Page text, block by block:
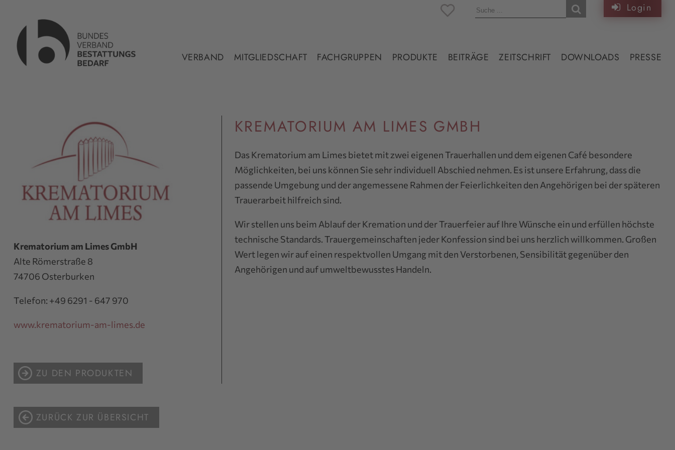
Login
VERBAND MITGLIEDSCHAFT FACHGRUPPEN PRODUKTE BEITRÄGE ZEITSCHRIFT DOWNLOADS PRESSE
Krematorium am Limes GmbH
Alte Römerstraße 8
74706 Osterburken
Telefon: +49 6291 - 647 970
www.krematorium-am-limes.de
ZU DEN PRODUKTEN
KREMATORIUM AM LIMES GMBH
Das Krematorium am Limes bietet mit zwei eigenen Trauerhallen und dem eigenen Café besondere
Möglichkeiten, bei uns können Sie sehr individuell Abschied nehmen. Es ist unsere Erfahrung, dass die
passende Umgebung und der angemessene Rahmen der Feierlichkeiten den Angehörigen bei der späteren
Trauerarbeit hilfreich sind.
Wir stellen uns beim Ablauf der Kremation und der Trauerfeier auf Ihre Wünsche ein und erfüllen höchste
technische Standards. Trauergemeinschaften jeder Konfession sind bei uns herzlich willkommen. Großen
Wert legen wir auf einen respektvollen Umgang mit den Verstorbenen, Sensibilität gegenüber den
Angehörigen und auf umweltbewusstes Handeln.
ZURÜCK ZUR ÜBERSICHT